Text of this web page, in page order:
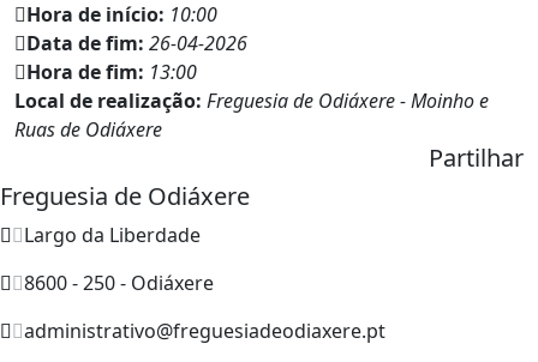
Hora de início: 10:00
Data de fim: 26-04-2026
Hora de fim: 13:00
Local de realização: Freguesia de Odiáxere - Moinho e
Ruas de Odiáxere
Partilhar
Freguesia de Odiáxere
Largo da Liberdade
8600 - 250 - Odiáxere
administrativo@freguesiadeodiaxere.pt